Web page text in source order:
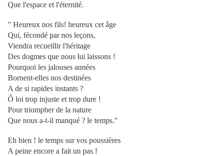
Que l'espace et l'éternité.
" Heureux nos fils! heureux cet âge
Qui, fécondé par nos leçons,
Viendra recueillir l'héritage
Des dogmes que nous lui laissons !
Pourquoi les jalouses années
Bornent-elles nos destinées
A de si rapides instants ?
Ô loi trop injuste et trop dure !
Pour triompher de la nature
Que nous a-t-il manqué ? le temps."
Eh bien ! le temps sur vos poussières
A peine encore a fait un pas !